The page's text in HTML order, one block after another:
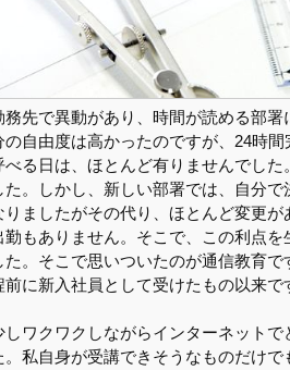
務先で異動があり、時間が読める部
の自由度は高かったのですが、24時
べる日は、ほとんど有りませんでし
た。しかし、新しい部署では、自分
りましたがその代り、ほとんど変更
勤もありません。そこで、この利点
た。そこで思いついたのが通信教育
前に新入社員として受けたもの以来で
しワクワクしながらインターネット
。私自身が受講できそうなものだけ